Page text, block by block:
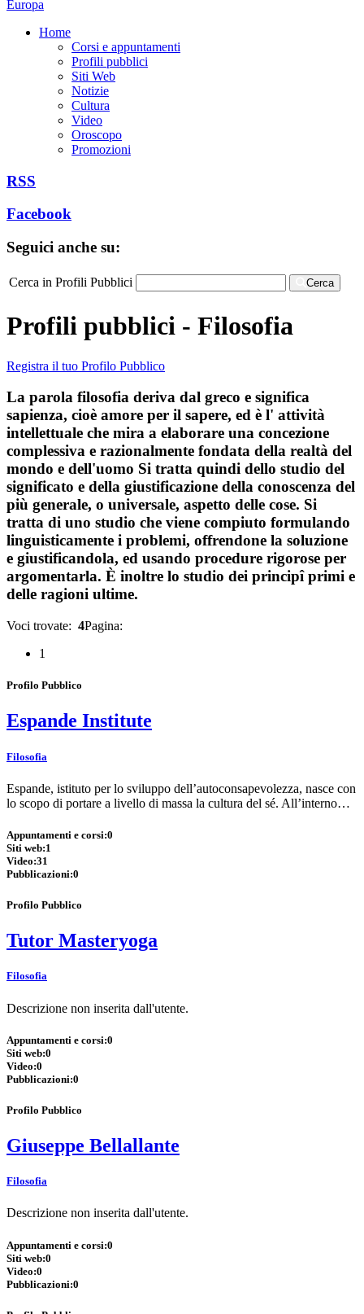
Home
Corsi e appuntamenti
Profili pubblici
Siti Web
Notizie
Cultura
Video
Oroscopo
Promozioni
RSS
Facebook
Seguici anche su:
Cerca in Profili Pubblici Cerca
Profili pubblici - Filosofia
Registra il tuo Profilo Pubblico
La parola filosofia deriva dal greco e significa
sapienza, cioè amore per il sapere, ed è l' attività
intellettuale che mira a elaborare una concezione
complessiva e razionalmente fondata della realtà del
mondo e dell'uomo Si tratta quindi dello studio del
significato e della giustificazione della conoscenza del
più generale, o universale, aspetto delle cose. Si
tratta di uno studio che viene compiuto formulando
linguisticamente i problemi, offrendone la soluzione
e giustificandola, ed usando procedure rigorose per
argomentarla. È inoltre lo studio dei principî primi e
delle ragioni ultime.
Voci trovate: 4Pagina:
1
Profilo Pubblico
Espande Institute
Filosofia
Espande, istituto per lo sviluppo dell’autoconsapevolezza, nasce con
lo scopo di portare a livello di massa la cultura del sé. All’interno…
Appuntamenti e corsi:0
Siti web:1
Video:31
Pubblicazioni:0
Profilo Pubblico
Tutor Masteryoga
Filosofia
Descrizione non inserita dall'utente.
Appuntamenti e corsi:0
Siti web:0
Video:0
Pubblicazioni:0
Profilo Pubblico
Giuseppe Bellallante
Filosofia
Descrizione non inserita dall'utente.
Appuntamenti e corsi:0
Siti web:0
Video:0
Pubblicazioni:0